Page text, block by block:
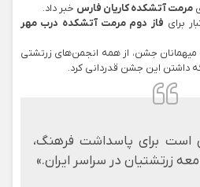
مرمت آتشکده کاریان فارس خبر داد.
برای فاز دوم مرمت آتشکده درب مهر
جشن، از همه انجمن‌های زرتشتی
داشتن این جشن قدردانی کرد.
است برای پاسداشت فرهنگ،
زرتشتیان در سراسر ایران.»